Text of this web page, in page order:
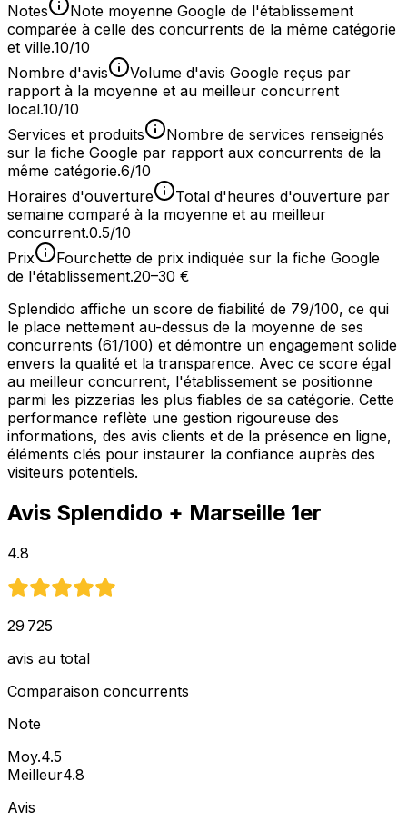
Notes
Note moyenne Google de l'établissement
comparée à celle des concurrents de la même catégorie
et ville.10/10
Nombre d'avis
Volume d'avis Google reçus par
rapport à la moyenne et au meilleur concurrent
local.10/10
Services et produits
Nombre de services renseignés
sur la fiche Google par rapport aux concurrents de la
même catégorie.6/10
Horaires d'ouverture
Total d'heures d'ouverture par
semaine comparé à la moyenne et au meilleur
concurrent.0.5/10
Prix
Fourchette de prix indiquée sur la fiche Google
de l'établissement.20–30 €
Splendido affiche un score de fiabilité de 79/100, ce qui
le place nettement au-dessus de la moyenne de ses
concurrents (61/100) et démontre un engagement solide
envers la qualité et la transparence. Avec ce score égal
au meilleur concurrent, l'établissement se positionne
parmi les pizzerias les plus fiables de sa catégorie. Cette
performance reflète une gestion rigoureuse des
informations, des avis clients et de la présence en ligne,
éléments clés pour instaurer la confiance auprès des
visiteurs potentiels.
Avis Splendido + Marseille 1er
4.8
29 725
avis au total
Comparaison concurrents
Note
Moy.4.5
Meilleur4.8
Avis